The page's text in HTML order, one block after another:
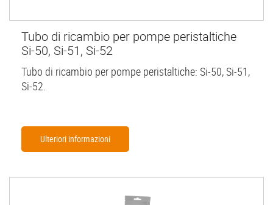
Tubo di ricambio per pompe peristaltiche
Si-50, Si-51, Si-52
Tubo di ricambio per pompe peristaltiche: Si-50, Si-51,
Si-52.
Ulteriori informazioni